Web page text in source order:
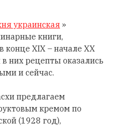
украинская»
книги,
конце XIX – начале XX
них рецепты оказались
и сейчас.
предлагаем
кремом по
(1928 год),